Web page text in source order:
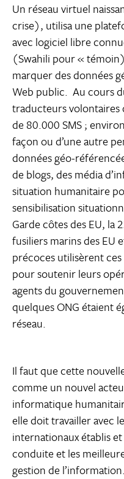
Un réseau virtuel
crise), utilisa une
avec logiciel libre
(Swahili pour «
marquer des données
Web public. Au cours
traducteurs volontaires
de 80.000 SMS ;
façon ou d’une autre
données géo-
de blogs, des média
situation humanitaire
sensibilisation
Garde côtes des EU, la
fusiliers marins des EU
précoces utilisèrent
pour soutenir leurs
agents du
quelques ONG étaient
réseau.
Il faut que cette
comme un nouvel
informatique
elle doit travailler avec
internationaux établis
conduite et les
gestion de